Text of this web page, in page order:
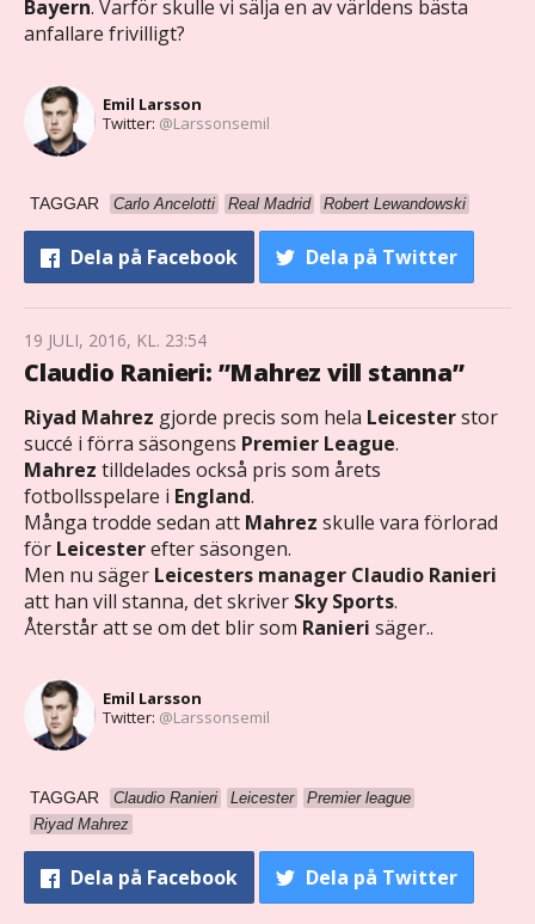
Bayern. Varför skulle vi sälja en av världens bästa
anfallare frivilligt?
Emil Larsson
Twitter: @Larssonsemil
TAGGAR Carlo Ancelotti Real Madrid Robert Lewandowski
Dela på Facebook Dela på Twitter
19 JULI, 2016, KL. 23:54
Claudio Ranieri: ”Mahrez vill stanna”
Riyad Mahrez gjorde precis som hela Leicesterstor
succé i förra säsongens Premier League.
Mahrez tilldelades också pris som årets
fotbollsspelare i England.
Många trodde sedan att Mahrez skulle vara förlorad
för Leicesterefter säsongen.
Men nu säger Leicesters manager Claudio Ranieri
att han vill stanna, det skriver Sky Sports.
Återstår att se om det blir som Ranieri säger..
Emil Larsson
Twitter: @Larssonsemil
TAGGAR Claudio Ranieri Leicester
Premier league
Riyad Mahrez
Dela på Facebook Dela på Twitter